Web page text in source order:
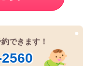
●
できます！